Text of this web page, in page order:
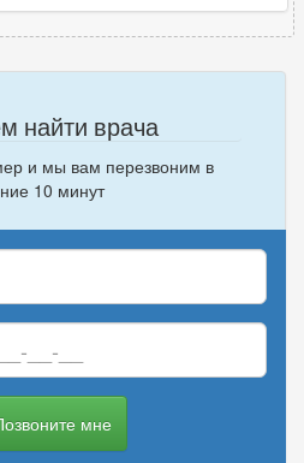
найти врача
и мы вам перезвоним в
10 минут
номер
телефона
мне